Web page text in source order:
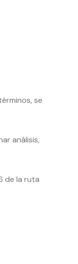
se
análisis,
de la ruta